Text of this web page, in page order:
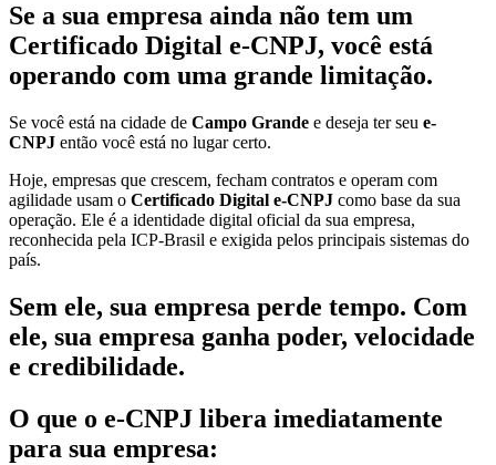
Se a sua empresa ainda não tem um
Certificado Digital e-CNPJ, você está
operando com uma grande limitação.
Se você está na cidade de Campo Grande e deseja ter seu e-
CNPJ então você está no lugar certo.
Hoje, empresas que crescem, fecham contratos e operam com
agilidade usam o Certificado Digital e-CNPJ como base da sua
operação. Ele é a identidade digital oficial da sua empresa,
reconhecida pela ICP-Brasil e exigida pelos principais sistemas do
país.
Sem ele, sua empresa perde tempo. Com
ele, sua empresa ganha poder, velocidade
e credibilidade.
O que o e-CNPJ libera imediatamente
para sua empresa: